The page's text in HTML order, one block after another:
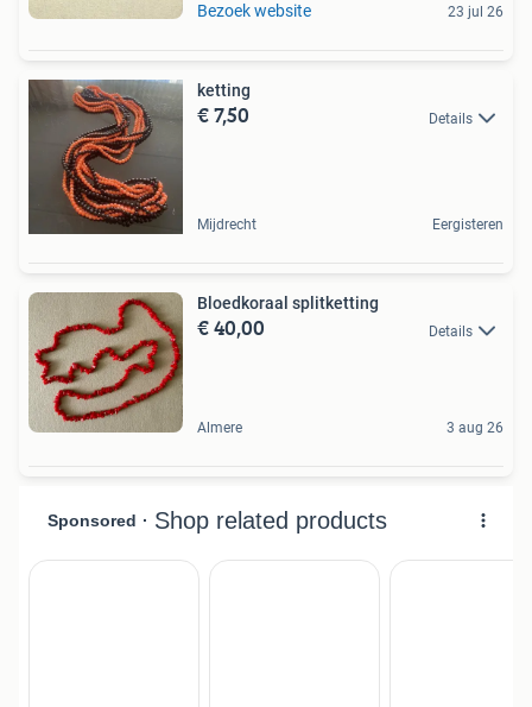
Bezoek website 23 jul 26
ketting
€ 7,50 Details
Mijdrecht Eergisteren
Bloedkoraal splitketting
€ 40,00 Details
Almere 3 aug 26